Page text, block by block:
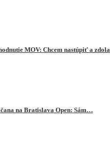
MOV: Chcem nastúpiť a
na Bratislava Open: Sám…